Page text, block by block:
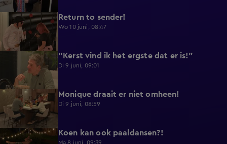
0:36 Return to sender!
Wo 10 juni, 08:47
"Kerst vind ik het ergste dat er is!"
Di 9 juni, 09:01
0:29 Monique draait er niet omheen!
Di 9 juni, 08:59
0:38 Koen kan ook paaldansen?!
Ma 8 juni, 09:39